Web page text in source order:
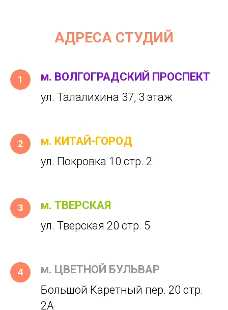
АДРЕСА СТУДИЙ
м. ВОЛГОГРАДСКИЙ ПРОСПЕКТ
ул. Талалихина 37, 3 этаж
м. КИТАЙ-ГОРОД
ул. Покровка 10 стр. 2
м. ТВЕРСКАЯ
ул. Тверская 20 стр. 5
м. ЦВЕТНОЙ БУЛЬВАР
Большой Каретный пер. 20 стр.
2А